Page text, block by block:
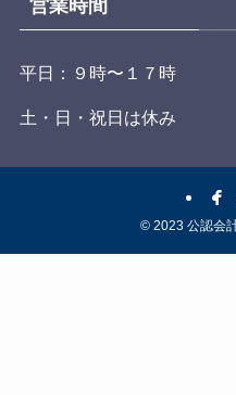
営業時間
平日：９時〜１７時
土・日・祝日は休み
© 2023 公認会